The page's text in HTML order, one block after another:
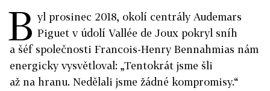
B yl prosinec 2018, okolí centrály Audemars
Piguet v údolí Vallée de Joux pokryl sníh
a šéf společnosti Francois-Henry Bennahmias nám
energicky vysvětloval: „Tentokrát jsme šli
až na hranu. Nedělali jsme žádné kompromisy.“